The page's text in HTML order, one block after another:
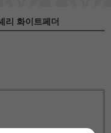
리 화이트페더